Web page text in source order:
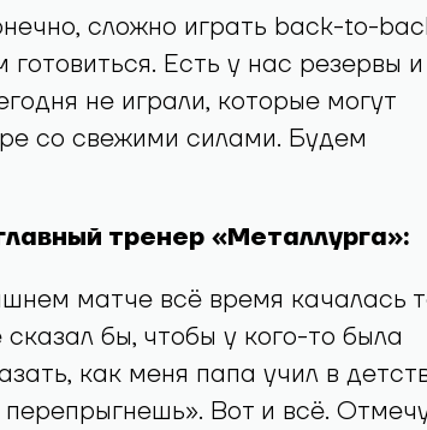
сложно играть back-to-
Есть у нас резервы и
не играли, которые могут
со свежими силами. Будем
тренер «Металлурга»:
матче всё время качалась
бы, чтобы у кого-то была
как меня папа учил в
Вот и всё.